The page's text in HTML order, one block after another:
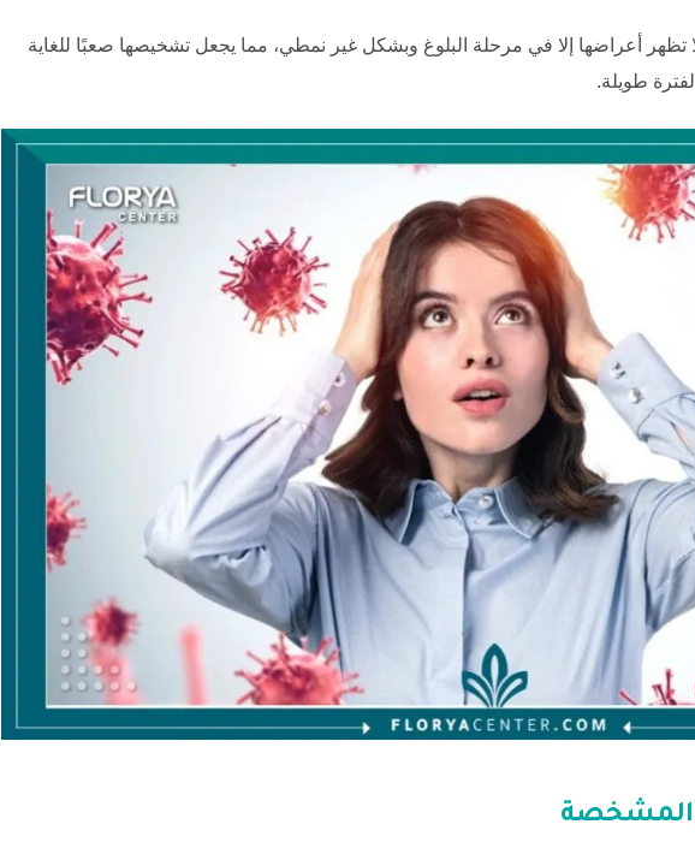
تظهر أعراضها إلا في مرحلة البلوغ وبشكل غير نمطي، مما يجعل تشخيصها صعبًا للغاية
لفترة طويلة.
المشخصة